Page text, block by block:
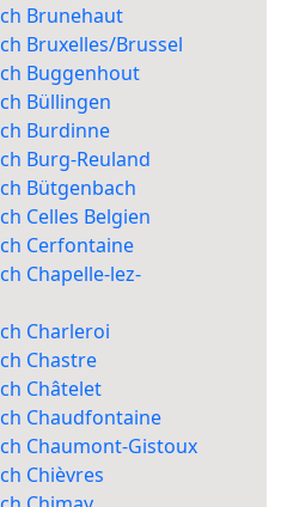
Brunehaut
Bruxelles/Brussel
Buggenhout
Büllingen
Burdinne
Burg-Reuland
Bütgenbach
Celles Belgien
Cerfontaine
Chapelle-lez-
Charleroi
Chastre
Châtelet
Chaudfontaine
Chaumont-Gistoux
Chièvres